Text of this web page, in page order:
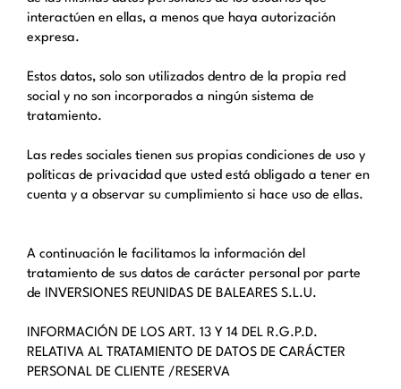
interactúen en ellas, a menos que haya autorización
expresa.
Estos datos, solo son utilizados dentro de la propia red
social y no son incorporados a ningún sistema de
tratamiento.
Las redes sociales tienen sus propias condiciones de uso y
políticas de privacidad que usted está obligado a tener en
cuenta y a observar su cumplimiento si hace uso de ellas.
A continuación le facilitamos la información del
tratamiento de sus datos de carácter personal por parte
de INVERSIONES REUNIDAS DE BALEARES S.L.U.
INFORMACIÓN DE LOS ART. 13 Y 14 DEL R.G.P.D.
RELATIVA AL TRATAMIENTO DE DATOS DE CARÁCTER
PERSONAL DE CLIENTE /RESERVA